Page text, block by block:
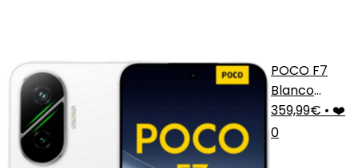
POCO F7
Blanco
Premium
359,99€ • ❤️
0